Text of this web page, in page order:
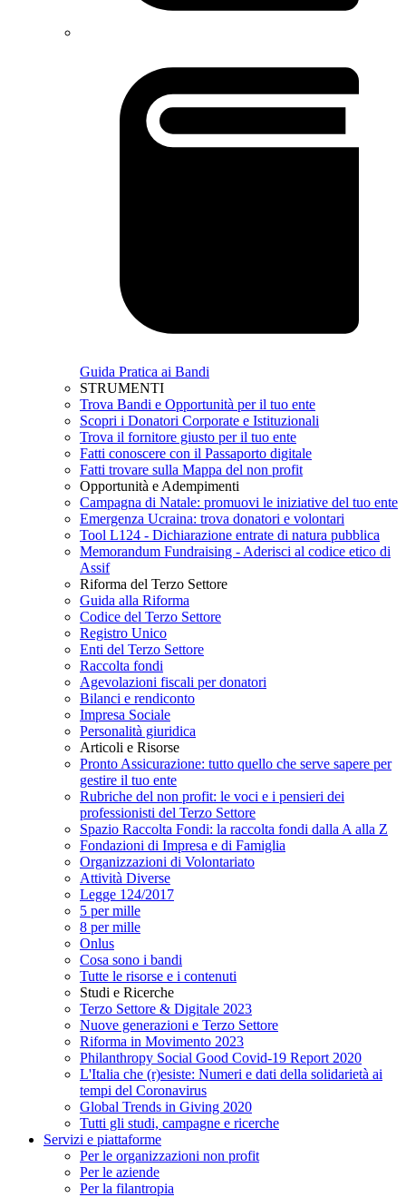
Guida Pratica ai Bandi
STRUMENTI
Trova Bandi e Opportunità per il tuo ente
Scopri i Donatori Corporate e Istituzionali
Trova il fornitore giusto per il tuo ente
Fatti conoscere con il Passaporto digitale
Fatti trovare sulla Mappa del non profit
Opportunità e Adempimenti
Campagna di Natale: promuovi le iniziative del tuo ente
Emergenza Ucraina: trova donatori e volontari
Tool L124 - Dichiarazione entrate di natura pubblica
Memorandum Fundraising - Aderisci al codice etico di
Assif
Riforma del Terzo Settore
Guida alla Riforma
Codice del Terzo Settore
Registro Unico
Enti del Terzo Settore
Raccolta fondi
Agevolazioni fiscali per donatori
Bilanci e rendiconto
Impresa Sociale
Personalità giuridica
Articoli e Risorse
Pronto Assicurazione: tutto quello che serve sapere per
gestire il tuo ente
Rubriche del non profit: le voci e i pensieri dei
professionisti del Terzo Settore
Spazio Raccolta Fondi: la raccolta fondi dalla A alla Z
Fondazioni di Impresa e di Famiglia
Organizzazioni di Volontariato
Attività Diverse
Legge 124/2017
5 per mille
8 per mille
Onlus
Cosa sono i bandi
Tutte le risorse e i contenuti
Studi e Ricerche
Terzo Settore & Digitale 2023
Nuove generazioni e Terzo Settore
Riforma in Movimento 2023
Philanthropy Social Good Covid-19 Report 2020
L'Italia che (r)esiste: Numeri e dati della solidarietà ai
tempi del Coronavirus
Global Trends in Giving 2020
Tutti gli studi, campagne e ricerche
Servizi e piattaforme
Per le organizzazioni non profit
Per le aziende
Per la filantropia